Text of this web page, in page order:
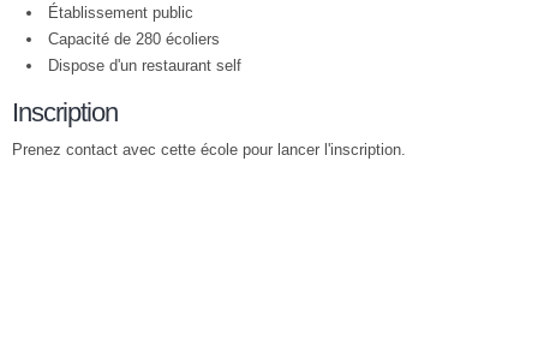
Établissement public
Capacité de 280 écoliers
Dispose d'un restaurant self
Inscription
Prenez contact avec cette école pour lancer l'inscription.